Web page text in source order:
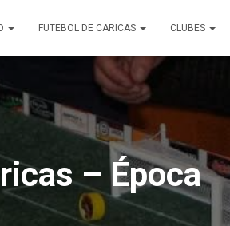
FUTEBOL DE CARICAS CLUBES
– Época